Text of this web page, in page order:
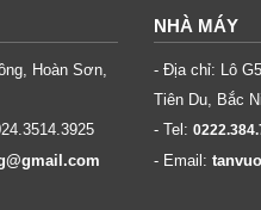
Hoàn Sơn,
NHÀ MÁY
- Địa chỉ: Lô
Tiên Du, Bắc
- Tel:
- Email: